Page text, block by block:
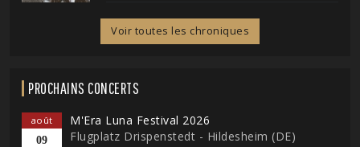
Voir toutes les chroniques
PROCHAINS CONCERTS
août
09
M'Era Luna Festival 2026
Flugplatz Drispenstedt - Hildesheim (DE)